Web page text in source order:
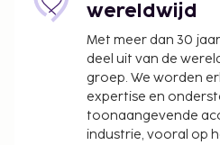
wereldwijd
Met meer dan 30
deel uit van de
groep. We worden
expertise en
toonaangevende
industrie, vooral op